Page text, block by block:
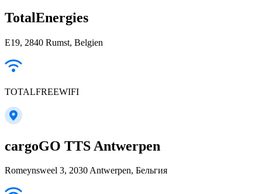
TotalEnergies
E19, 2840 Rumst, Belgien
TOTALFREEWIFI
cargoGO TTS Antwerpen
Romeynsweel 3, 2030 Antwerpen, Бельгия